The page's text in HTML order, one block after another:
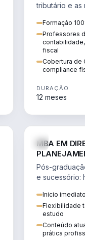
tributário e as
estratégica
Formação
Professores
fiscal
Cobertura de
compliance
DURAÇÃO
12 meses
MBA EM
Pós-
e sucessório:
tributação da
Inicio
Flexibilidade
estudo
Conteúdo
prática